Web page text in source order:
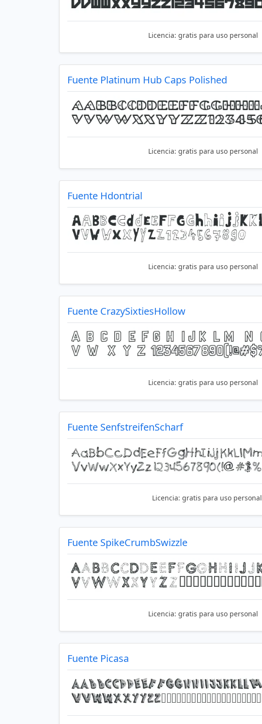
Licencia: gratis para uso personal
Fuente Platinum Hub Caps Polished
Licencia: gratis para uso personal
Fuente Hdontrial
Licencia: gratis para uso personal
Fuente CrazySixtiesHollow
Licencia: gratis para uso personal
Fuente SenfstreifenScharf
Licencia: gratis para uso personal
Fuente SpikeCrumbSwizzle
Licencia: gratis para uso personal
Fuente Picasa